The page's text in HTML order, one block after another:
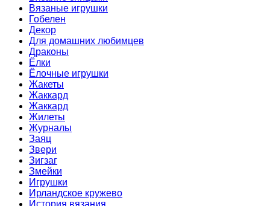
Вязаные игрушки
Гобелен
Декор
Для домашних любимцев
Драконы
Ёлки
Ёлочные игрушки
Жакеты
Жаккард
Жаккард
Жилеты
Журналы
Заяц
Звери
Зигзаг
Змейки
Игрушки
Ирландское кружево
История вязания